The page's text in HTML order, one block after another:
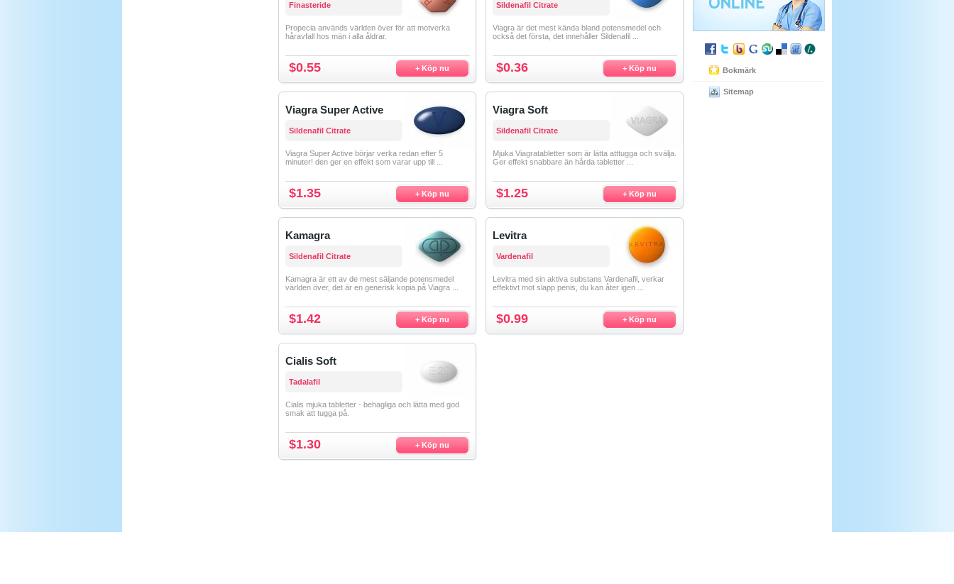
Finasteride
Propecia används världen över för att motverka
håravfall hos män i alla åldrar.
$0.55 + Köp nu
Sildenafil Citrate
Viagra är det mest kända bland potensmedel och
också det första, det innehåller Sildenafil ...
$0.36 + Köp nu
Viagra Super Active
Sildenafil Citrate
Viagra Super Active börjar verka redan efter 5
minuter! den ger en effekt som varar upp till ...
$1.35 + Köp nu
Viagra Soft
Sildenafil Citrate
Mjuka Viagratabletter som är lätta atttugga och svälja.
Ger effekt snabbare än hårda tabletter ...
$1.25 + Köp nu
Kamagra
Sildenafil Citrate
Kamagra är ett av de mest säljande potensmedel
världen över, det är en generisk kopia på Viagra ...
$1.42 + Köp nu
Levitra
Vardenafil
Levitra med sin aktiva substans Vardenafil, verkar
effektivt mot slapp penis, du kan åter igen ...
$0.99 + Köp nu
Cialis Soft
Tadalafil
Cialis mjuka tabletter - behagliga och lätta med god
smak att tugga på.
$1.30 + Köp nu
Bokmärk
Sitemap